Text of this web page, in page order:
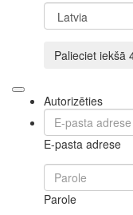
Palieciet iekšā
Autorizēties
E-pasta adrese
Parole